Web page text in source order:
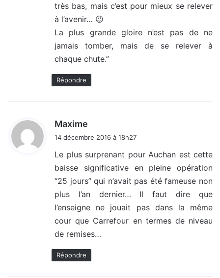
:
très bas, mais c’est pour mieux se relever
à l’avenir… 😉
La plus grande gloire n’est pas de ne
jamais tomber, mais de se relever à
chaque chute.”
Répondre
Maxime
:
14 décembre 2016 à 18h27
Le plus surprenant pour Auchan est cette
baisse significative en pleine opération
“25 jours” qui n’avait pas été fameuse non
plus l’an dernier… Il faut dire que
l’enseigne ne jouait pas dans la même
cour que Carrefour en termes de niveau
de remises…
Répondre